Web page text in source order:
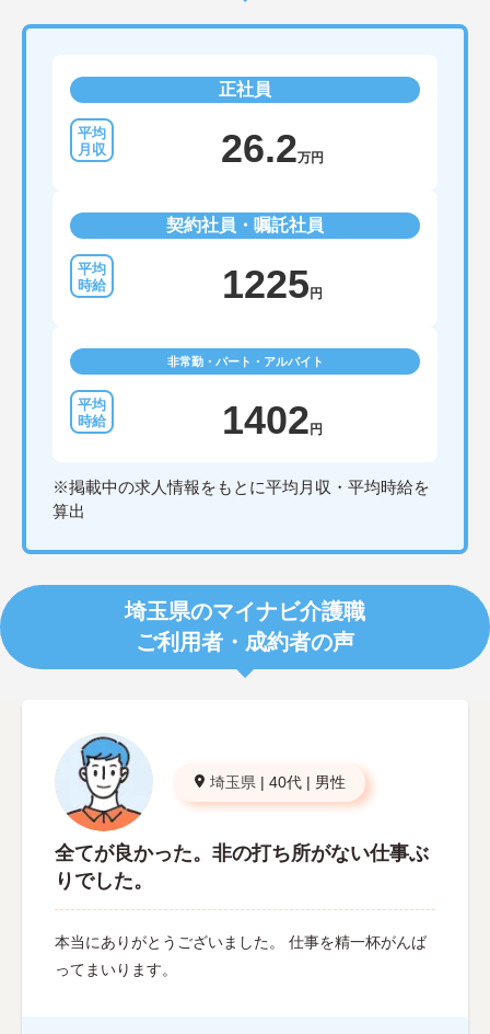
正社員
26.2万円
契約社員・嘱託社員
1225 円
非常勤・パート・アルバイト
1402 円
※掲載中の求人情報をもとに平均月収・平均時給を
算出
埼玉県のマイナビ介護職
ご利用者・成約者の声
埼玉県 | 40代 | 男性
全てが良かった。非の打ち所がない仕事ぶ
りでした。
本当にありがとうございました。 仕事を精一杯がんば
ってまいります。